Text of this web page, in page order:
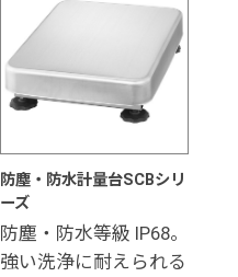
防塵・防水計量台SCBシリ
ーズ
防塵・防水等級 IP68。
強い洗浄に耐えられる